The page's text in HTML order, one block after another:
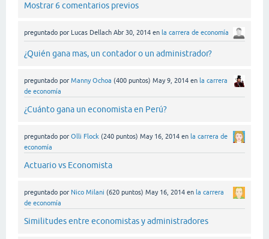
Mostrar 6 comentarios previos
preguntado por Lucas Dellach Abr 30, 2014 en la carrera de economía
¿Quién gana mas, un contador o un administrador?
preguntado por Manny Ochoa (400 puntos) May 9, 2014 en la carrera
de economía
¿Cuánto gana un economista en Perú?
preguntado por Olli Flock (240 puntos) May 16, 2014 en la carrera de
economía
Actuario vs Economista
preguntado por Nico Milani (620 puntos) May 16, 2014 en la carrera
de economía
Similitudes entre economistas y administradores